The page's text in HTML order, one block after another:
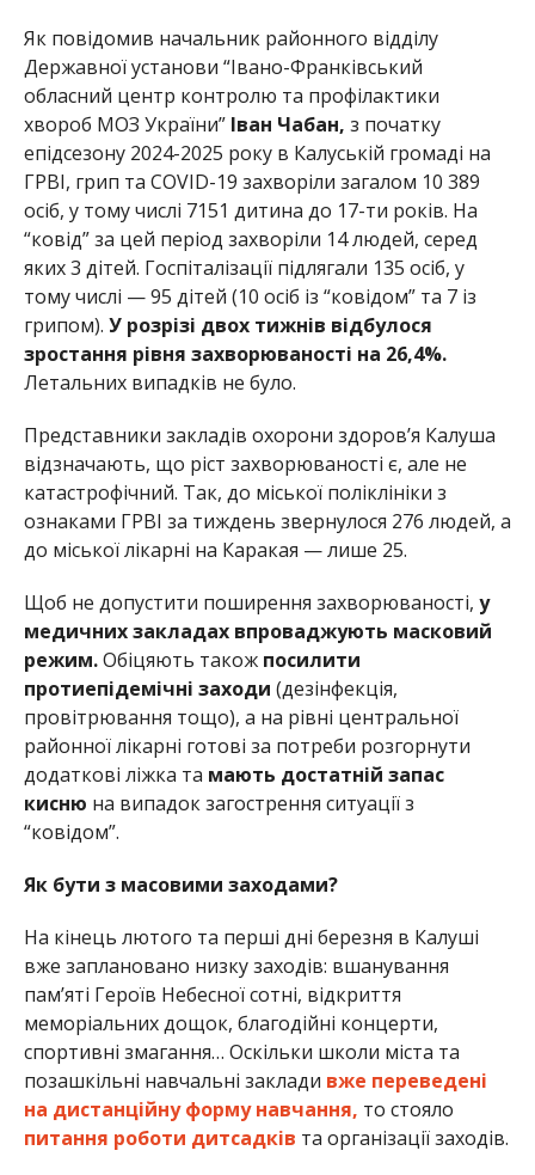
Як повідомив начальник районного відділу
Державної установи “Івано-Франківський
обласний центр контролю та профілактики
хвороб МОЗ України” Іван Чабан, з початку
епідсезону 2024-2025 року в Калуській громаді на
ГРВІ, грип та COVID-19 захворіли загалом 10 389
осіб, у тому числі 7151 дитина до 17-ти років. На
“ковід” за цей період захворіли 14 людей, серед
яких 3 дітей. Госпіталізації підлягали 135 осіб, у
тому числі — 95 дітей (10 осіб із “ковідом” та 7 із
грипом). У розрізі двох тижнів відбулося
зростання рівня захворюваності на 26,4%.
Летальних випадків не було.
Представники закладів охорони здоров’я Калуша
відзначають, що ріст захворюваності є, але не
катастрофічний. Так, до міської поліклініки з
ознаками ГРВІ за тиждень звернулося 276 людей, а
до міської лікарні на Каракая — лише 25.
Щоб не допустити поширення захворюваності, у
медичних закладах впроваджують масковий
режим.Обіцяють також посилити
протиепідемічні заходи (дезінфекція,
провітрювання тощо), а на рівні центральної
районної лікарні готові за потреби розгорнути
додаткові ліжка та мають достатній запас
кисню на випадок загострення ситуації з
“ковідом”.
Як бути з масовими заходами?
На кінець лютого та перші дні березня в Калуші
вже заплановано низку заходів: вшанування
пам’яті Героїв Небесної сотні, відкриття
меморіальних дощок, благодійні концерти,
спортивні змагання… Оскільки школи міста та
позашкільні навчальні заклади вже переведені
на дистанційну форму навчання, то стояло
питання роботи дитсадків та організації заходів.